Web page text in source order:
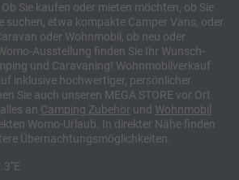
Sie kaufen oder mieten möchten, ob Sie
suchen, etwa kompakte Camper Vans, oder
oder Wohnmobil, ob neu oder
Ausstellung finden Sie Ihr Wunsch-
und Caravaning! Wohnmobilverkauf
inklusive hochwertiger, persönlicher
Sie auch unseren MEGA STORE vor Ort
an Camping Zubehör und Wohnmobil
Womo-Urlaub. In direkter Nähe finden
Übernachtungsmöglichkeiten.